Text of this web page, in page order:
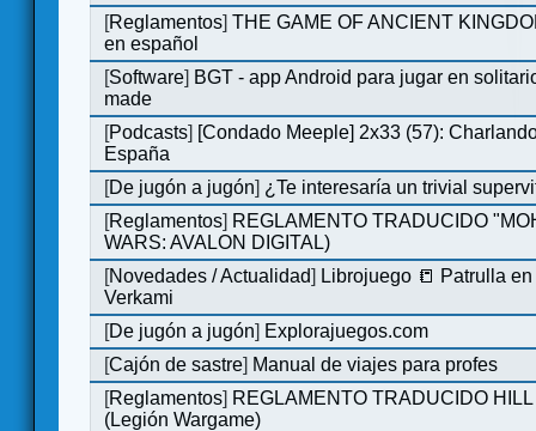
[Reglamentos]THE GAME OF ANCIENT
en español
[Software] BGT - app Android para jugar en
made
[Podcasts] [Condado Meeple] 2x33 (57):
España
[De jugón a jugón] ¿Te interesaría un trivial
[Reglamentos] REGLAMENTO TRADUCIDO
WARS: AVALON DIGITAL)
[Novedades / Actualidad] Librojuego 📒 Patrulla
Verkami
[De jugón a jugón] Explorajuegos.com
[Cajón de sastre] Manual de viajes para profes
[Reglamentos] REGLAMENTO TRADUCIDO
(Legión Wargame)